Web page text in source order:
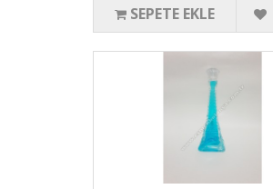
SEPETE EKLE